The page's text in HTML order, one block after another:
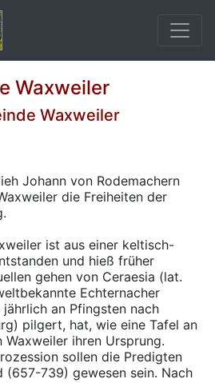
Waxweiler
Waxweiler
Johann von Rodemachern
die Freiheiten der
ist aus einer keltisch-
und hieß früher
gehen von Ceraesia (lat.
Echternacher
an Pfingsten nach
pilgert, hat, wie eine Tafel an
ihren Ursprung.
sollen die Predigten
(657-739) gewesen sein. Nach